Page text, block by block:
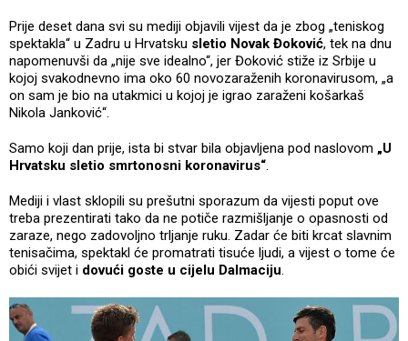
Prije deset dana svi su mediji objavili vijest da je zbog „teniskog
spektakla“ u Zadru u Hrvatsku sletio Novak Đoković, tek na dnu
napomenuvši da „nije sve idealno“, jer Đoković stiže iz Srbije u
kojoj svakodnevno ima oko 60 novozaraženih koronavirusom, „a
on sam je bio na utakmici u kojoj je igrao zaraženi košarkaš
Nikola Janković“.
Samo koji dan prije, ista bi stvar bila objavljena pod naslovom „U
Hrvatsku sletio smrtonosni koronavirus“.
Mediji i vlast sklopili su prešutni sporazum da vijesti poput ove
treba prezentirati tako da ne potiče razmišljanje o opasnosti od
zaraze, nego zadovoljno trljanje ruku. Zadar će biti krcat slavnim
tenisačima, spektakl će promatrati tisuće ljudi, a vijest o tome će
obići svijet i dovući goste u cijelu Dalmaciju.